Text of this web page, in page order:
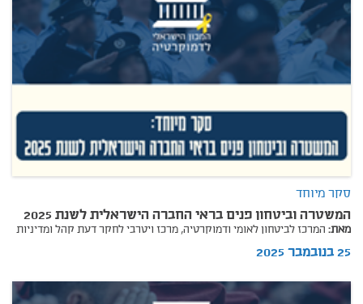
סקר מיוחד
המשטרה וביטחון פנים בראי החברה הישראלית לשנת 2025
מאת: המרכז לביטחון לאומי ודמוקרטיה, מרכז ויטרבי לחקר דעת קהל ומדיניות
25 בנובמבר 2025